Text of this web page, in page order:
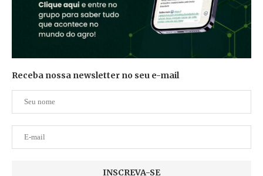
Receba nossa newsletter no seu e-mail